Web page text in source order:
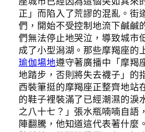
正」而陷入了荒謬的混亂。街
們，開始不受控制地流下鹹鹹
們無法停止地哭泣，導致城市
成了小型潟湖。那些摩羯座的
瑜伽場地遵守著廣播中「摩羯
地踏步，否則將失去襪子」的
西裝筆挺的摩羯座正整齊地站
的鞋子裡裝滿了已經潮濕的淚
之八十七？」張水瓶喃喃自語
陣翻騰，他知道這代表著什麼